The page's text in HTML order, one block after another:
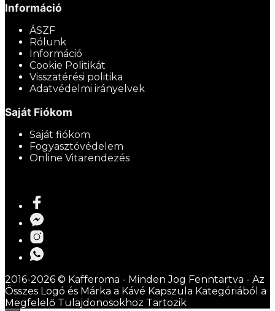
Információ
ÁSZF
Rólunk
Információ
Cookie Politikát
Visszatérési politika
Adatvédelmi irányelvek
Saját Fiókom
Saját fiókom
Fogyasztóvédelem
Online Vitarendezés
2016-2026 © Kafferoma - Minden Jog Fenntartva - Az
Összes Logó és Márka a Kávé Kapszula Kategóriából a
Megfelelő Tulajdonosokhoz Tartozik